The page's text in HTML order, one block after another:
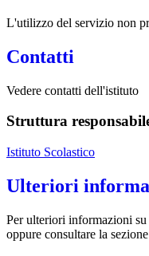
L'utilizzo del servizio non
Contatti
Vedere contatti dell'istituto
Struttura
Istituto Scolastico
Ulteriori
Per ulteriori informazioni su
oppure consultare la sezione